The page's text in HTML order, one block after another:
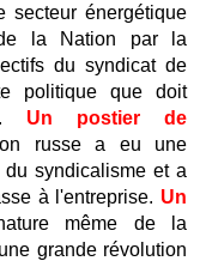
secteur énergétique
la Nation par la
du syndicat de
politique que doit
Un postier de
russe a eu une
syndicalisme et a
à l'entreprise. Un
même de la
grande révolution